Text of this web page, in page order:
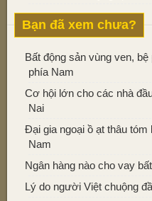
Bạn đã xem chưa?
Bất động sản vùng ven,
phía Nam
Cơ hội lớn cho các nhà
Nai
Đại gia ngoại ồ ạt thâu tóm
Nam
Ngân hàng nào cho vay
Lý do người Việt chuộng